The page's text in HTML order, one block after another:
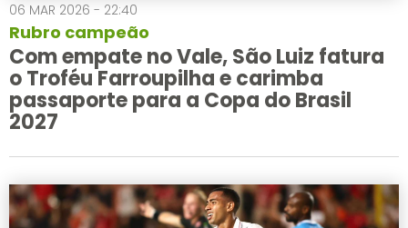
06 MAR 2026 - 22:40
Rubro campeão
Com empate no Vale, São Luiz fatura
o Troféu Farroupilha e carimba
passaporte para a Copa do Brasil
2027